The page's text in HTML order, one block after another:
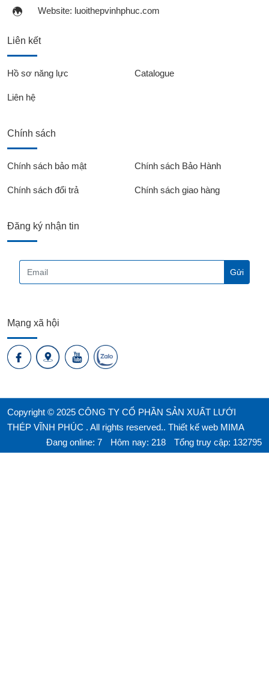
Website: luoithepvinhphuc.com
Liên kết
Hồ sơ năng lực Catalogue
Liên hệ
Chính sách
Chính sách bảo mật Chính sách Bảo Hành
Chính sách đổi trả Chính sách giao hàng
Đăng ký nhận tin
Mạng xã hội
Copyright © 2025 CÔNG TY CỔ PHẦN SẢN XUẤT LƯỚI
THÉP VĨNH PHÚC . All rights reserved.. Thiết kế web MIMA
Đang online: 7
Hôm nay: 218 Tổng truy cập: 132795